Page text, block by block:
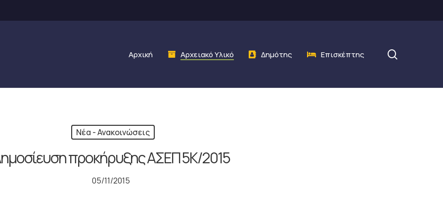
Αρχική Αρχειακό Υλικό Δημότης Επισκέπτης
Νέα - Ανακοινώσεις
προκήρυξης ΑΣΕΠ 5Κ/2015
05/11/2015